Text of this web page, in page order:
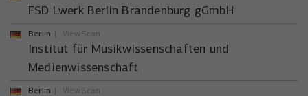
FSD Lwerk Berlin Brandenburg gGmbH
Berlin ViewScan
Institut für Musikwissenschaften und
Medienwissenschaft
Berlin ViewScan